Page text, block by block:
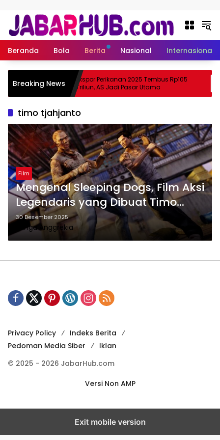
Beranda Bola Berita Nasional Internasional
Breaking News
Suzuki?
Ekspor Perikanan 2025 Tembus Rp105
Triliun, AS Jadi Pasar Utama
timo tjahjanto
Film
Mengenal Sleeping Dogs, Film Aksi
Legendaris yang Dibuat Timo
Tjahjanto
30 Desember 2025
Bunga Anggrekia
Privacy Policy
Indeks Berita
Pedoman Media Siber
Iklan
© 2025 - 2026 JabarHub.com
Versi Non AMP
Exit mobile version